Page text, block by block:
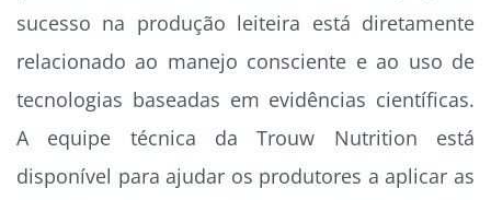
sucesso na produção leiteira está diretamente
relacionado ao manejo consciente e ao uso de
tecnologias baseadas em evidências científicas.
A equipe técnica da Trouw Nutrition está
disponível para ajudar os produtores a aplicar as